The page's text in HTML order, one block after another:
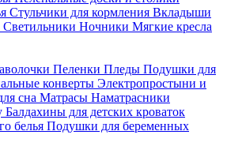
Стульчики для кормления Вкладыши
Светильники Ночники Мягкие кресла
Пеленки Пледы Подушки для
конверты Электропростыни и
сна Матрасы Наматрасники
Балдахины для детских кроваток
белья Подушки для беременных